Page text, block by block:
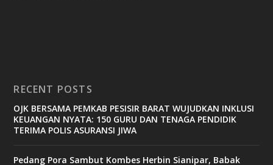
RECENT POSTS
OJK BERSAMA PEMKAB PESISIR BARAT WUJUDKAN INKLUSI
KEUANGAN NYATA: 150 GURU DAN TENAGA PENDIDIK
TERIMA POLIS ASURANSI JIWA
Pedang Pora Sambut Kombes Herbin Sianipar, Babak